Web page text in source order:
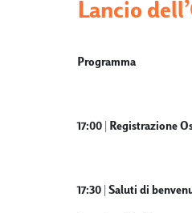
Lancio
Programma
17:00 | Registrazione
17:30 | Saluti di